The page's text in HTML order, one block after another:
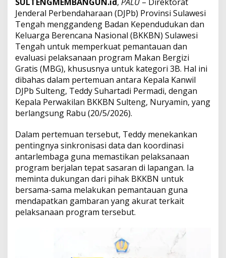
e
n
g
d
a
n
K
K
B
N
S
u
t
e
n
P
e
r
e
r
a
Jenderal Perbendaharaan (DJPb) Provinsi Sulawesi
Tengah menggandeng Badan Kependudukan dan
Keluarga Berencana Nasional (BKKBN) Sulawesi
Tengah untuk memperkuat pemantauan dan
evaluasi pelaksanaan program Makan Bergizi
Gratis (MBG), khususnya untuk kategori 3B. Hal ini
dibahas dalam pertemuan antara Kepala Kanwil
DJPb Sulteng, Teddy Suhartadi Permadi, dengan
Kepala Perwakilan BKKBN Sulteng, Nuryamin, yang
berlangsung Rabu (20/5/2026).
Dalam pertemuan tersebut, Teddy menekankan
pentingnya sinkronisasi data dan koordinasi
antarlembaga guna memastikan pelaksanaan
program berjalan tepat sasaran di lapangan. Ia
meminta dukungan dari pihak BKKBN untuk
bersama-sama melakukan pemantauan guna
mendapatkan gambaran yang akurat terkait
pelaksanaan program tersebut.